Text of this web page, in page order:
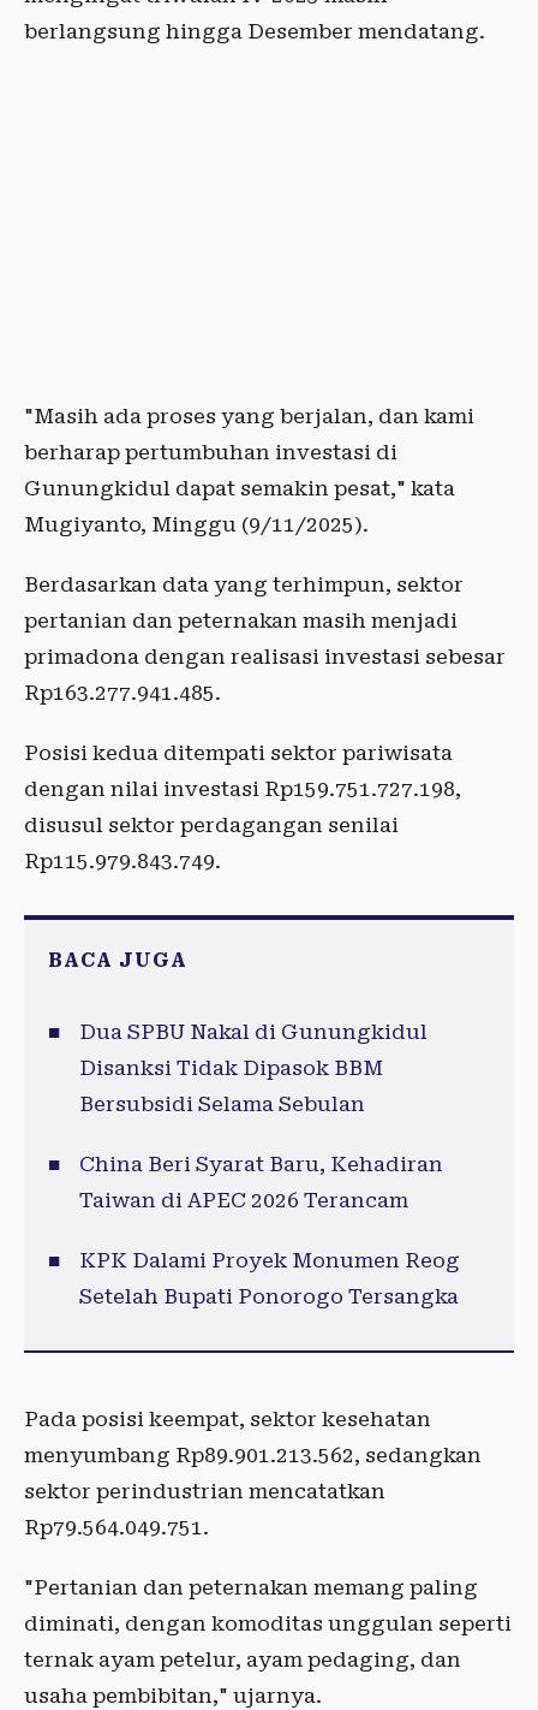
berlangsung hingga Desember mendatang.
"Masih ada proses yang berjalan, dan kami
berharap pertumbuhan investasi di
Gunungkidul dapat semakin pesat," kata
Mugiyanto, Minggu (9/11/2025).
Berdasarkan data yang terhimpun, sektor
pertanian dan peternakan masih menjadi
primadona dengan realisasi investasi sebesar
Rp163.277.941.485.
Posisi kedua ditempati sektor pariwisata
dengan nilai investasi Rp159.751.727.198,
disusul sektor perdagangan senilai
Rp115.979.843.749.
BACA JUGA
Dua SPBU Nakal di Gunungkidul
Disanksi Tidak Dipasok BBM
Bersubsidi Selama Sebulan
China Beri Syarat Baru, Kehadiran
Taiwan di APEC 2026 Terancam
KPK Dalami Proyek Monumen Reog
Setelah Bupati Ponorogo Tersangka
Pada posisi keempat, sektor kesehatan
menyumbang Rp89.901.213.562, sedangkan
sektor perindustrian mencatatkan
Rp79.564.049.751.
"Pertanian dan peternakan memang paling
diminati, dengan komoditas unggulan seperti
ternak ayam petelur, ayam pedaging, dan
usaha pembibitan," ujarnya.